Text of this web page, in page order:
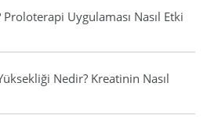
Uygulaması Nasıl Etki
Nedir? Kreatinin Nasıl